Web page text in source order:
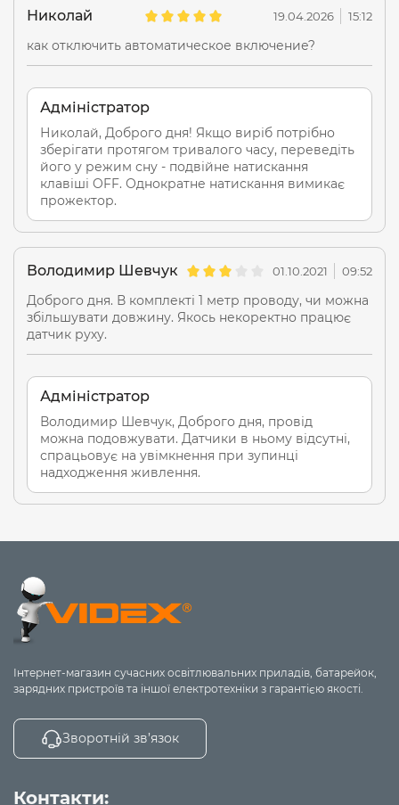
регулювати яскравість прожектора.
Режим AUTO: Натиснути кнопку «AUTO», прожектор
перша година - 100% яскравості; друга година - 80%
яскравості; з третьої по шосту годину включно - 60%
яскравості; сьома година - 50% яскравості; з восьмої
години і до вимкнення - 30% яскравості.
• "3H" вмикає прожектор вночі на 3 години.
• "5H" вмикає прожектор вночі на 5 годин.
• "8H" вмикає прожектор вночі на 8 годин.
Прожектор запам'ятовує попередні налаштування і
застосовує їх при наступному ввімкненні.
19.04.2026 15:12
Николай
как отключить автоматическое включение?
Адміністратор
Николай, Доброго дня! Якщо виріб потрібно
зберігати протягом тривалого часу, переведіть
його у режим сну - подвійне натискання
клавіші OFF. Однократне натискання вимикає
прожектор.
01.10.2021 09:52
Володимир Шевчук
Доброго дня. В комплекті 1 метр проводу, чи можна
збільшувати довжину. Якось некоректно працює
датчик руху.
Адміністратор
Володимир Шевчук, Доброго дня, провід
можна подовжувати. Датчики в ньому відсутні,
спрацьовує на увімкнення при зупинці
надходження живлення.
Інтернет-магазин сучасних освітлювальних приладів, батарейок,
зарядних пристроїв та іншої електротехніки з гарантією якості.
Зворотній зв’язок
Контакти: